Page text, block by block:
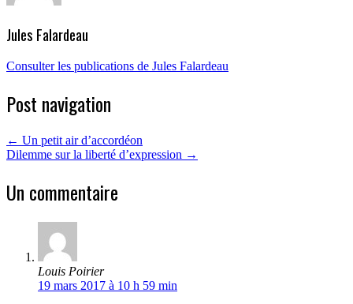
Jules Falardeau
Consulter les publications de Jules Falardeau
Post navigation
← Un petit air d’accordéon
Dilemme sur la liberté d’expression →
Un commentaire
Louis Poirier
19 mars 2017 à 10 h 59 min